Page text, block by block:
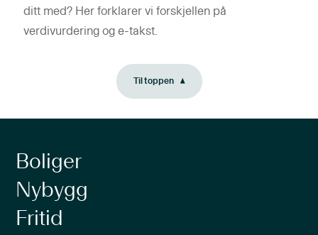
ditt med? Her forklarer vi forskjellen på
verdivurdering og e-takst.
Til toppen
Boliger
Nybygg
Fritid